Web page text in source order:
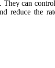
They can
reduce the